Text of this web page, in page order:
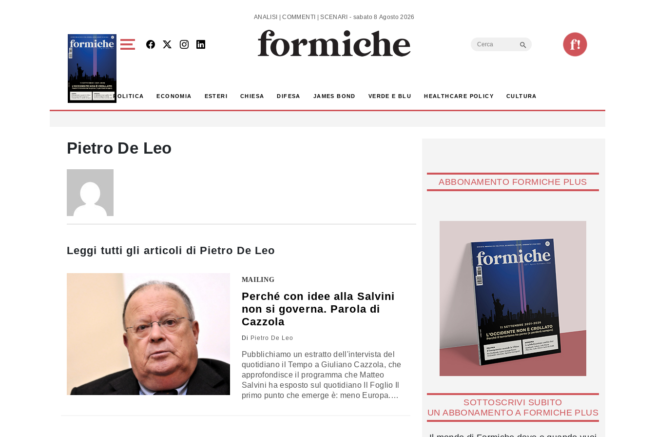
ANALISI | COMMENTI | SCENARI - sabato 8 Agosto 2026
Search
POLITICA ECONOMIA ESTERI CHIESA DIFESA JAMES BOND VERDE E BLU HEALTHCARE POLICY CULTURA
Pietro De Leo
Leggi tutti gli articoli di Pietro De Leo
MAILING
Perché con idee alla Salvini
non si governa. Parola di
Cazzola
Di Pietro De Leo
Pubblichiamo un estratto dell'intervista del
quotidiano il Tempo a Giuliano Cazzola, che
approfondisce il programma che Matteo
Salvini ha esposto sul quotidiano Il Foglio Il
primo punto che emerge è: meno Europa.
ABBONAMENTO FORMICHE PLUS
SOTTOSCRIVI SUBITO
UN ABBONAMENTO A FORMICHE PLUS